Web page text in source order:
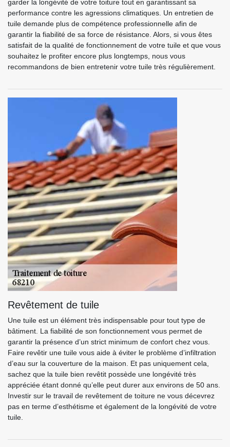
garder la longévité de votre toiture tout en garantissant sa
performance contre les agressions climatiques. Un entretien de
tuile demande plus de compétence professionnelle afin de
garantir la fiabilité de sa force de résistance. Alors, si vous êtes
satisfait de la qualité de fonctionnement de votre tuile et que vous
souhaitez le profiter encore plus longtemps, nous vous
recommandons de bien entretenir votre tuile très régulièrement.
Revêtement de tuile
Une tuile est un élément très indispensable pour tout type de
bâtiment. La fiabilité de son fonctionnement vous permet de
garantir la présence d’un strict minimum de confort chez vous.
Faire revêtir une tuile vous aide à éviter le problème d’infiltration
d’eau sur la couverture de la maison. Et pas uniquement cela,
sachez que la tuile bien revêtit possède une longévité très
appréciée étant donné qu’elle peut durer aux environs de 50 ans.
Investir sur le travail de revêtement de toiture ne vous décevrez
pas en terme d’esthétisme et également de la longévité de votre
tuile.